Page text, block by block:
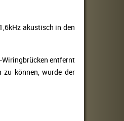
akustisch in den
entfernt
zu können, wurde der